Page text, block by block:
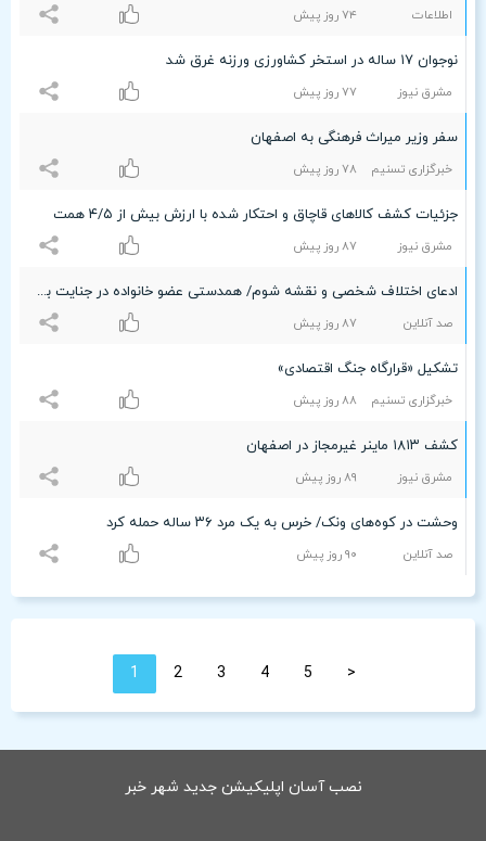
اطلاعات ۷۴ روز پیش
نوجوان ۱۷ ساله در استخر کشاورزی ورزنه غرق شد
مشرق نیوز ۷۷ روز پیش
سفر وزیر میراث فرهنگی به اصفهان
خبرگزاری تسنیم ۷۸ روز پیش
جزئیات کشف کالاهای قاچاق و احتکار شده با ارزش بیش از ۴/۵ همت
مشرق نیوز ۸۷ روز پیش
ادعای اختلاف شخصی و نقشه شوم/ همدستی عضو خانواده در جنایت بروجن
صد آنلاین ۸۷ روز پیش
تشکیل «قرارگاه جنگ اقتصادی»
خبرگزاری تسنیم ۸۸ روز پیش
کشف ۱۸۱۳ ماینر غیرمجاز در اصفهان
مشرق نیوز ۸٩ روز پیش
وحشت در کوه‌های ونک/ خرس به یک مرد ۳۶ ساله حمله کرد
صد آنلاین ٩۰ روز پیش
1 2 3 4 5 <
نصب آسان اپلیکیشن جدید شهر خبر